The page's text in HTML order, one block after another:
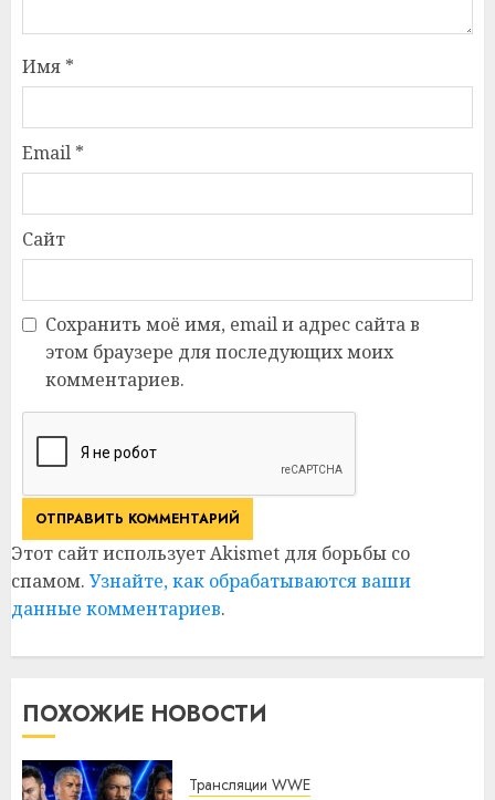
Имя *
Email *
Сайт
Сохранить моё имя, email и адрес сайта в
этом браузере для последующих моих
комментариев.
Этот сайт использует Akismet для борьбы со
спамом. Узнайте, как обрабатываются ваши
данные комментариев.
ПОХОЖИЕ НОВОСТИ
Трансляции WWE